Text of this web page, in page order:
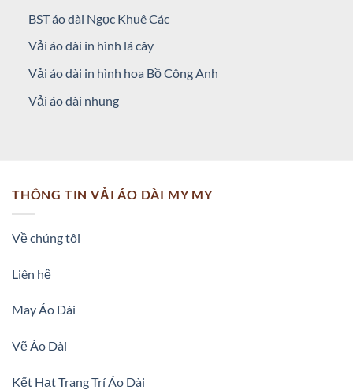
BST áo dài Ngọc Khuê Các
Vải áo dài in hình lá cây
Vải áo dài in hình hoa Bồ Công Anh
Vải áo dài nhung
THÔNG TIN VẢI ÁO DÀI MY MY
Về chúng tôi
Liên hệ
May Áo Dài
Vẽ Áo Dài
Kết Hạt Trang Trí Áo Dài